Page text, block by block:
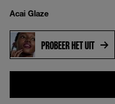
Acai Glaze
PROBEER HET UIT